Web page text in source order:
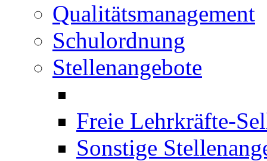
Qualitätsmanagement
Schulordnung
Stellenangebote
Freie Lehrkräfte-
Sonstige